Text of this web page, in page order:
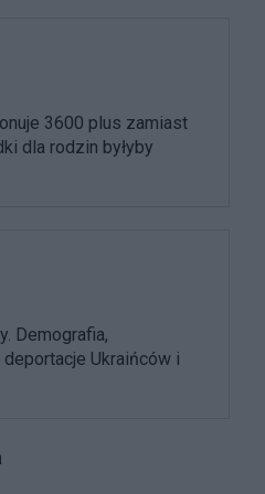
3600 plus zamiast
dla rodzin byłyby
Demografia,
deportacje Ukraińców i